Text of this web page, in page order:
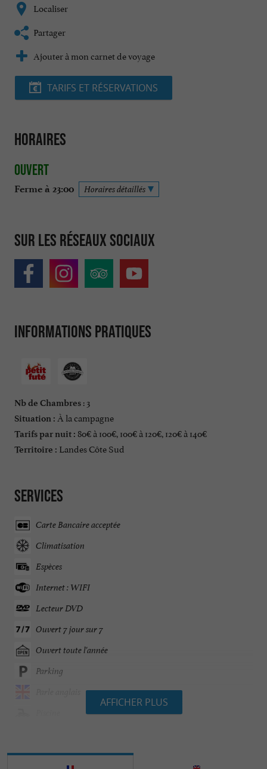
Localiser
Partager
Ajouter à mon carnet de voyage
TARIFS ET RÉSERVATIONS
Horaires
Ouvert
Ferme à 23:00 Horaires détaillés
Sur les réseaux sociaux
Informations pratiques
Nb de Chambres : 3
Situation : À la campagne
Tarifs par nuit : 80€ à 100€, 100€ à 120€, 120€ à 140€
Territoire : Landes Côte Sud
Services
Carte Bancaire acceptée
Climatisation
Espèces
Internet : WIFI
Lecteur DVD
Ouvert 7 jour sur 7
Ouvert toute l'année
Parking
Salle de Jeux
AFFICHER PLUS